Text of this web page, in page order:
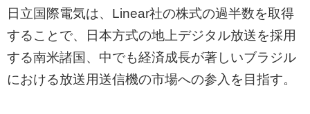
日立国際電気は、Linear社の株式の過半数を取得
することで、日本方式の地上デジタル放送を採用
する南米諸国、中でも経済成長が著しいブラジル
における放送用送信機の市場への参入を目指す。